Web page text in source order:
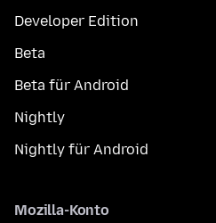
Developer Edition
Beta
Beta für Android
Nightly
Nightly für Android
Mozilla-Konto